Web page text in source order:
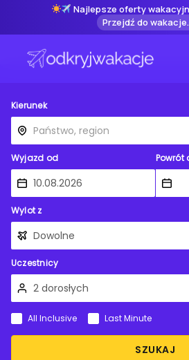
Najlepsze oferty
Przejdź do
Kierunek
Wyjazd od Powrót
Wylot z
Uczestnicy
SZUKAJ
All Inclusive Last Minute